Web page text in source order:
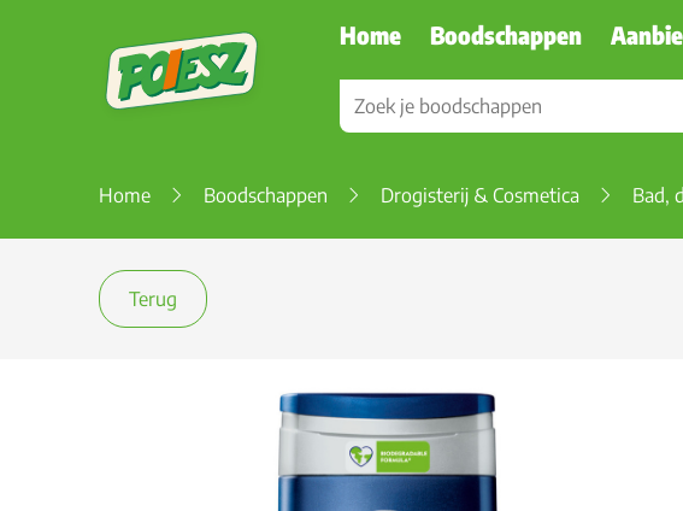
Home Boodschappen
Home Boodschappen Drogisterij & Cosmetica Bad,
Terug